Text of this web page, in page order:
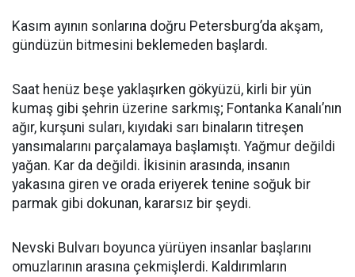
Kasım ayının sonlarına doğru Petersburg’da akşam,
gündüzün bitmesini beklemeden başlardı.
Saat henüz beşe yaklaşırken gökyüzü, kirli bir yün
kumaş gibi şehrin üzerine sarkmış; Fontanka Kanalı’nın
ağır, kurşuni suları, kıyıdaki sarı binaların titreşen
yansımalarını parçalamaya başlamıştı. Yağmur değildi
yağan. Kar da değildi. İkisinin arasında, insanın
yakasına giren ve orada eriyerek tenine soğuk bir
parmak gibi dokunan, kararsız bir şeydi.
Nevski Bulvarı boyunca yürüyen insanlar başlarını
omuzlarının arasına çekmişlerdi. Kaldırımların